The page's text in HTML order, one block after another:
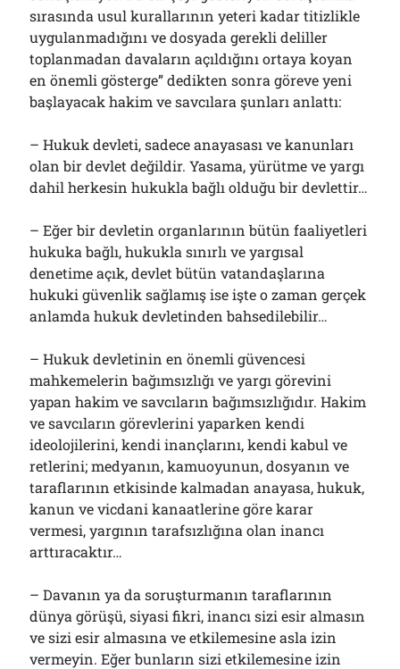
sırasında usul kurallarının yeteri kadar titizlikle
uygulanmadığını ve dosyada gerekli deliller
toplanmadan davaların açıldığını ortaya koyan
en önemli gösterge” dedikten sonra göreve yeni
başlayacak hakim ve savcılara şunları anlattı:
– Hukuk devleti, sadece anayasası ve kanunları
olan bir devlet değildir. Yasama, yürütme ve yargı
dahil herkesin hukukla bağlı olduğu bir devlettir…
– Eğer bir devletin organlarının bütün faaliyetleri
hukuka bağlı, hukukla sınırlı ve yargısal
denetime açık, devlet bütün vatandaşlarına
hukuki güvenlik sağlamış ise işte o zaman gerçek
anlamda hukuk devletinden bahsedilebilir…
– Hukuk devletinin en önemli güvencesi
mahkemelerin bağımsızlığı ve yargı görevini
yapan hakim ve savcıların bağımsızlığıdır. Hakim
ve savcıların görevlerini yaparken kendi
ideolojilerini, kendi inançlarını, kendi kabul ve
retlerini; medyanın, kamuoyunun, dosyanın ve
taraflarının etkisinde kalmadan anayasa, hukuk,
kanun ve vicdani kanaatlerine göre karar
vermesi, yargının tarafsızlığına olan inancı
arttıracaktır…
– Davanın ya da soruşturmanın taraflarının
dünya görüşü, siyasi fikri, inancı sizi esir almasın
ve sizi esir almasına ve etkilemesine asla izin
vermeyin. Eğer bunların sizi etkilemesine izin